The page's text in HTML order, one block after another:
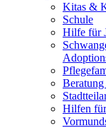
Kitas &
Schule
Hilfe für
Hilfen